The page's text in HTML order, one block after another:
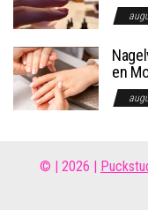
en
© | 2026 |